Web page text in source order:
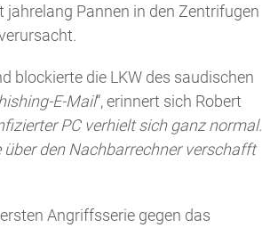
jahrelang Pannen in den Zentrifugen
blockierte die LKW des saudischen
E-Mail“, erinnert sich Robert
PC verhielt sich ganz normal.
den Nachbarrechner verschafft
Angriffsserie gegen das